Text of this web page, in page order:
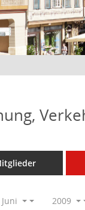
Juni 2009